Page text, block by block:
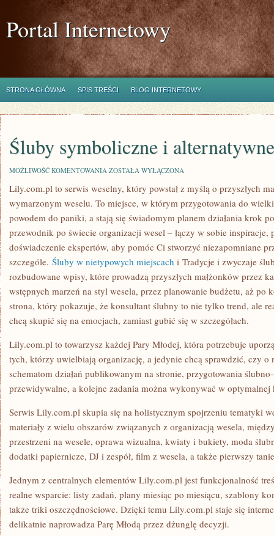
Portal Internetowy
STRONA GŁÓWNA SPIS TREŚCI BLOG INTERNETOWY
Śluby symboliczne i alternatywne
MOŻLIWOŚĆ KOMENTOWANIA ŚLUBY
I
ALTERNATYWNE
ZOSTAŁA WYŁĄCZONA
Lily.com.pl to serwis weselny, który powstał z myślą o przyszłych
wymarzonym weselu. To miejsce, w którym przygotowania do
powodem do paniki, a stają się świadomym planem działania krok
przewodnik po świecie organizacji wesel – łączy w sobie inspiracje,
doświadczenie ekspertów, aby pomóc Ci stworzyć niezapomniane
szczególe. Śluby w nietypowych miejscach i Tradycje i zwyczaje
rozbudowane wpisy, które prowadzą przyszłych małżonków przez
wstępnych marzeń na styl wesela, przez planowanie budżetu, aż po
strona, który pokazuje, że konsultant ślubny to nie tylko trend, ale
chcą skupić się na emocjach, zamiast gubić się w szczegółach.
Lily.com.pl to towarzysz każdej Pary Młodej, która potrzebuje
tych, którzy uwielbiają organizację, a jedynie chcą sprawdzić, czy
schematom działań publikowanym na stronie, przygotowania
przewidywalne, a kolejne zadania można wykonywać w optymalnej
Serwis Lily.com.pl skupia się na holistycznym spojrzeniu tematyki
materiały z wielu obszarów związanych z organizacją wesela,
przestrzeni na wesele, oprawa wizualna, kwiaty i bukiety, moda
dodatki papiernicze, DJ i zespół, film z wesela, a także pierwszy
Jednym z centralnych elementów Lily.com.pl jest funkcjonalność
realne wsparcie: listy zadań, plany miesiąc po miesiącu, szablony
także triki oszczędnościowe. Dzięki temu Lily.com.pl staje się
delikatnie naprowadza Parę Młodą przez dżunglę decyzji.